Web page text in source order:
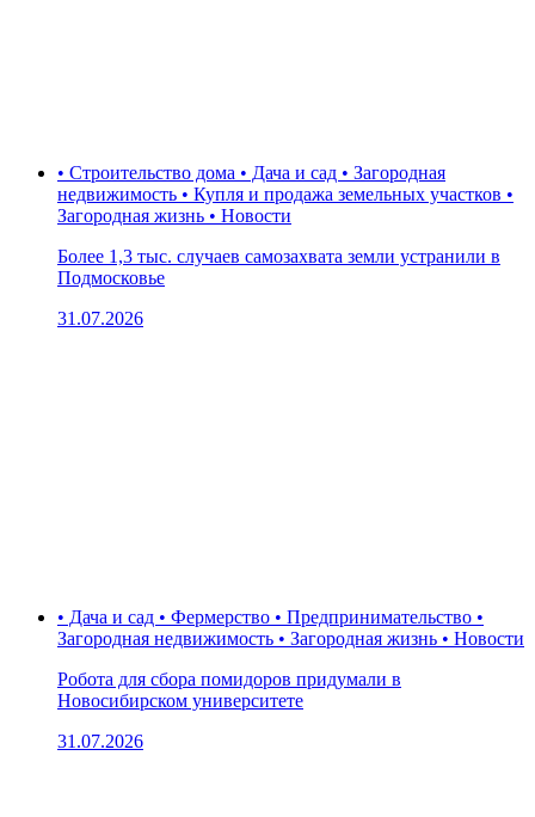
• Строительство дома • Дача и сад • Загородная
недвижимость • Купля и продажа земельных участков •
Загородная жизнь • Новости
Более 1,3 тыс. случаев самозахвата земли устранили в
Подмосковье
31.07.2026
• Дача и сад • Фермерство • Предпринимательство •
Загородная недвижимость • Загородная жизнь • Новости
Робота для сбора помидоров придумали в
Новосибирском университете
31.07.2026